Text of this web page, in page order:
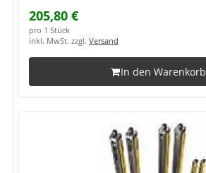
205,80 €
pro 1 Stück
inkl. MwSt. zzgl. Versand
In den Warenkorb